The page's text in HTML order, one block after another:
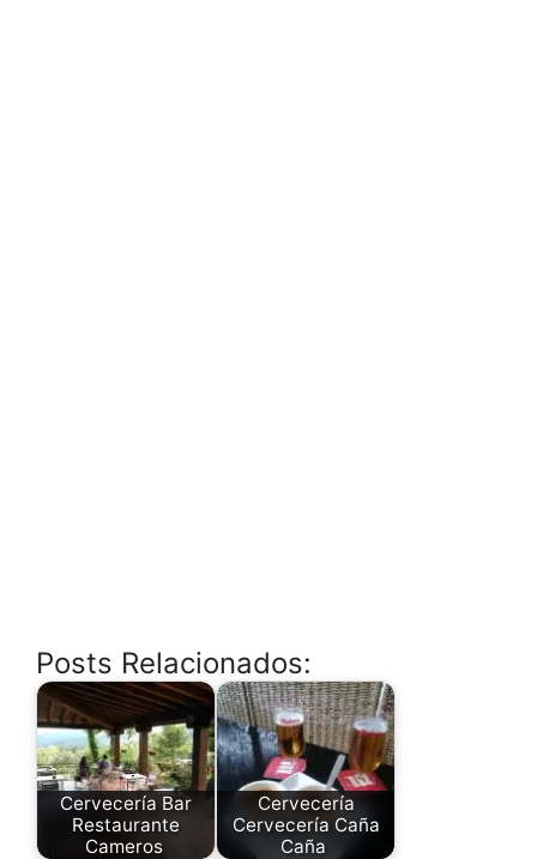
Posts Relacionados:
Cervecería Bar
Restaurante
Cameros
Cervecería
Cervecería Caña
Caña